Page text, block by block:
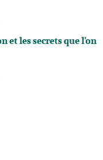
et les secrets que l'on